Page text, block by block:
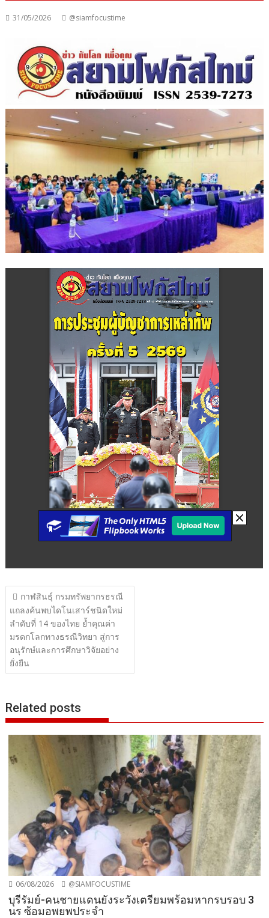
31/05/2026 @siamfocustime
แนะแนว
เรื่อง
กาฬสินธุ์ กรมทรัพยากรธรณี
แถลงค้นพบไดโนเสาร์ชนิดใหม่
ลำดับที่ 14 ของไทย ย้ำคุณค่า
มรดกโลกทางธรณีวิทยา สู่การ
อนุรักษ์และการศึกษาวิจัยอย่าง
ยั่งยืน
Related posts
06/08/2026 @SIAMFOCUSTIME
บุรีรัมย์-คนชายแดนยังระวังเตรียมพร้อมหากรบรอบ 3
นร ซ้อมอพยพประจำ